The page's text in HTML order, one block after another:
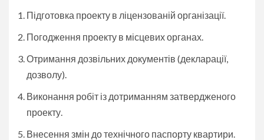
Підготовка проекту в ліцензованій організації.
Погодження проекту в місцевих органах.
Отримання дозвільних документів (декларації,
дозволу).
Виконання робіт із дотриманням затвердженого
проекту.
Внесення змін до технічного паспорту квартири.